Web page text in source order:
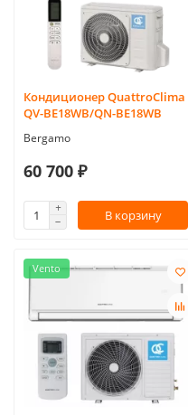
Кондиционер QuattroClima
QV-BE18WB/QN-BE18WB
Bergamo
60 700 ₽
В корзину
Vento